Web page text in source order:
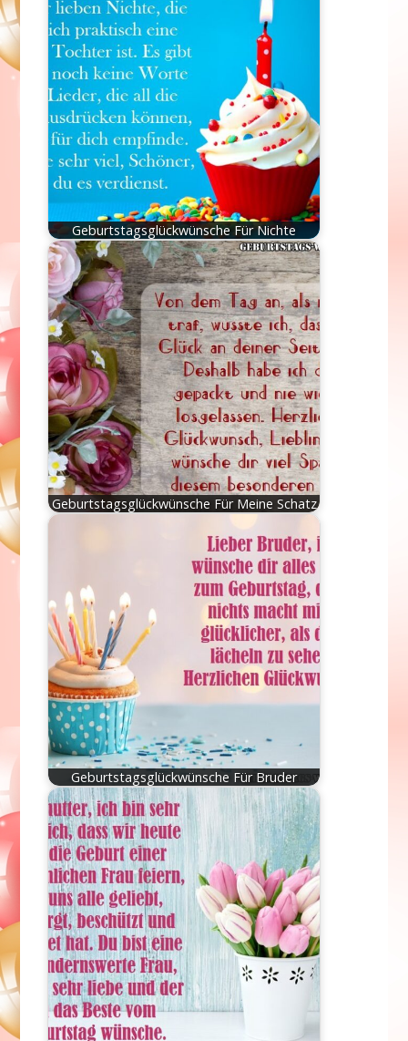
Geburtstagsglückwünsche Für Nichte
Geburtstagsglückwünsche Für Meine Schatz
Geburtstagsglückwünsche Für Bruder